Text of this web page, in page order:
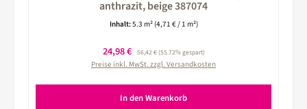
anthrazit, beige 387074
Inhalt:5.3 m² (4,71 € / 1 m²)
Verkaufspreis:
24,98 € Regulärer Preis:
56,42 €(55.72% gespart)
Preise inkl. MwSt. zzgl. Versandkosten
In den Warenkorb